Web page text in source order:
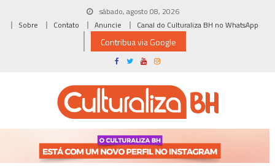
sábado, agosto 08, 2026
Sobre
Contato Anuncie Canal do Culturaliza BH no WhatsApp
Contribua via Google